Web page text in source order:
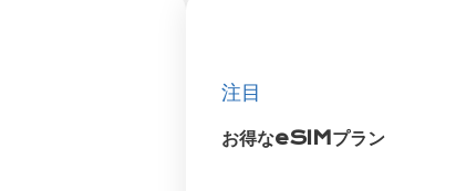
注目
お得なeSIMプラン